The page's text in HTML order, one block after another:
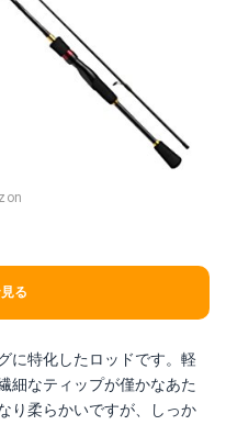
る
に特化したロッドです。軽
細なティップが僅かなあた
り柔らかいですが、しっか